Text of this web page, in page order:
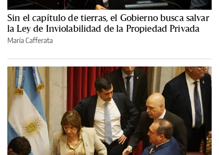
Sin el capítulo de tierras, el Gobierno busca salvar
la Ley de Inviolabilidad de la Propiedad Privada
María Cafferata